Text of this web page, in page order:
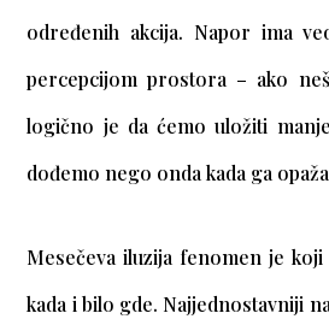
određenih akcija. Napor ima
percepcijom prostora – ako
logično je da ćemo uložiti
dođemo nego onda kada ga
Mesečeva iluzija fenomen je
kada i bilo gde. Najjednostavniji